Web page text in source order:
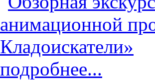
подробнее...